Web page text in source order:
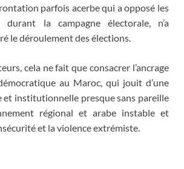
parfois acerbe qui a opposé les
la campagne électorale, n’a
le déroulement des élections.
cela ne fait que consacrer l’ancrage
au Maroc, qui jouit d’une
institutionnelle presque sans pareille
régional et arabe instable et
et la violence extrémiste.